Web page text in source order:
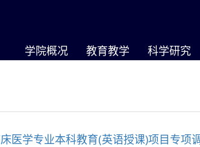
学院概况 教育教学 科学研究
医学专业本科教育(英语授课)项目专项